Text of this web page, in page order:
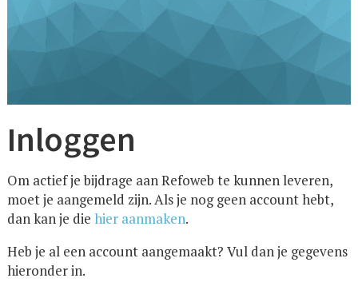
Inloggen
Om actief je bijdrage aan Refoweb te kunnen leveren,
moet je aangemeld zijn. Als je nog geen account hebt,
dan kan je die hier aanmaken.
Heb je al een account aangemaakt? Vul dan je gegevens
hieronder in.